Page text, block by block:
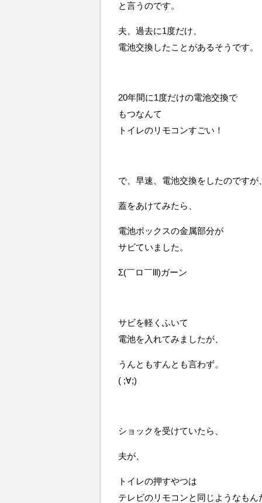
と言うのです。
夫、過去に1度だけ、
電池交換したことがあるそうです。
20年間に1度だけの電池交換で
もつなんて
トイレのリモコンすごい！
で、早速、電池交換をしたのですが
蓋をあけてみたら、
電池ボックスの金属部分が
サビていました。
Σ(￣ロ￣lll)ガーン
サビを軽くふいて
電池を入れてみましたが、
うんともすんとも言わず。
( ;∀;)
ショックを受けていたら、
夫が、
トイレの押すやつは
テレビのリモコンと同じようなもん